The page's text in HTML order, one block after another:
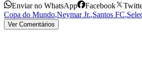
Enviar no WhatsApp Facebook
Copa do Mundo,Neymar Jr.,Santos FC,
Ver Comentários